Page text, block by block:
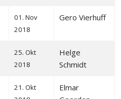
01. Nov
2018
Gero Vierhuff
25. Okt
2018
Helge
Schmidt
21. Okt
Elmar